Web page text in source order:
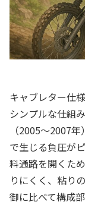
キャブレター仕
シンプルな仕組
（2005〜2007
で生じる負圧が
料通路を開くた
りにくく、粘り
御に比べて構成